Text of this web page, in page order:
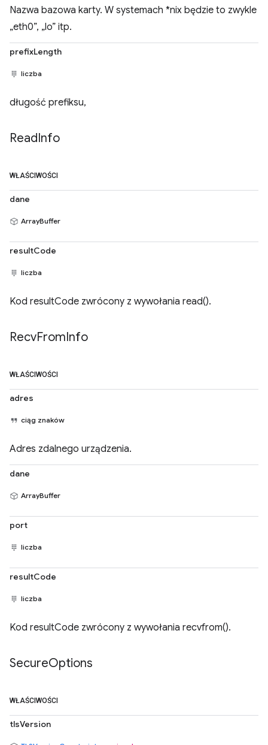
Nazwa bazowa karty. W systemach *nix będzie to zwykle
„eth0”, „lo” itp.
prefixLength
liczba
długość prefiksu,
ReadInfo
WŁAŚCIWOŚCI
dane
ArrayBuffer
resultCode
liczba
Kod resultCode zwrócony z wywołania read().
RecvFromInfo
WŁAŚCIWOŚCI
adres
ciąg znaków
Adres zdalnego urządzenia.
dane
ArrayBuffer
port
liczba
resultCode
liczba
Kod resultCode zwrócony z wywołania recvfrom().
SecureOptions
WŁAŚCIWOŚCI
tlsVersion